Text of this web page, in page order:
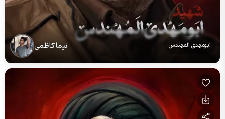
ابومهدی المهندس نیما کاظمی